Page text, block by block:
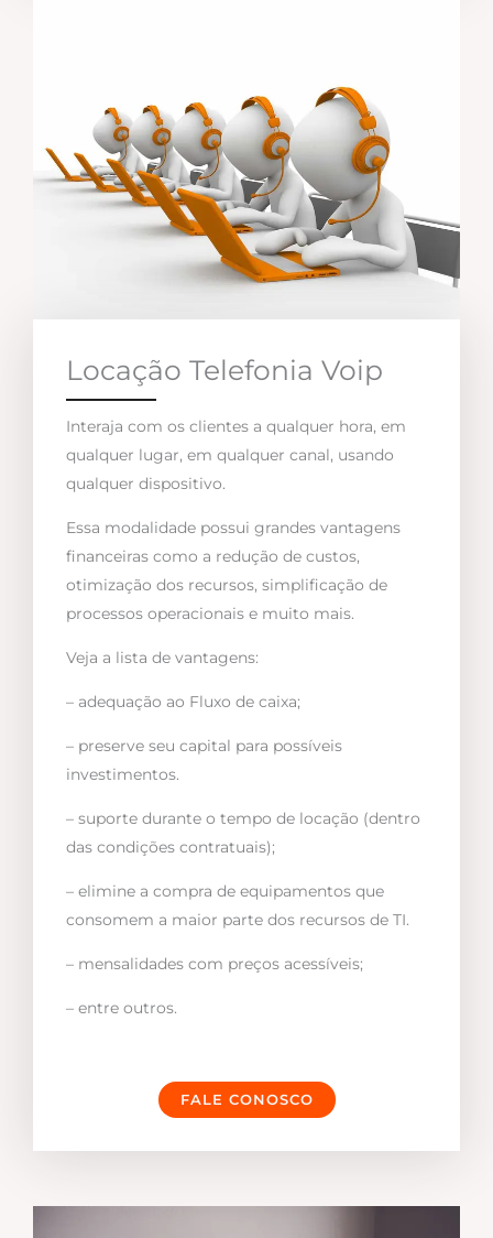
Locação Telefonia Voip
Interaja com os clientes a qualquer hora, em
qualquer lugar, em qualquer canal, usando
qualquer dispositivo.
Essa modalidade possui grandes vantagens
financeiras como a redução de custos,
otimização dos recursos, simplificação de
processos operacionais e muito mais.
Veja a lista de vantagens:
– adequação ao Fluxo de caixa;
– preserve seu capital para possíveis
investimentos.
– suporte durante o tempo de locação (dentro
das condições contratuais);
– elimine a compra de equipamentos que
consomem a maior parte dos recursos de TI.
– mensalidades com preços acessíveis;
– entre outros.
FALE CONOSCO